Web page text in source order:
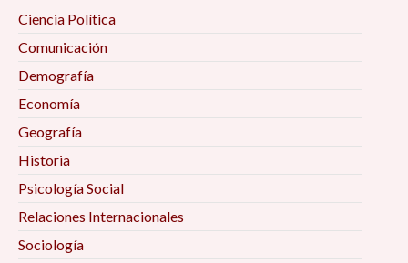
Ciencia Política
Comunicación
Demografía
Economía
Geografía
Historia
Psicología Social
Relaciones Internacionales
Sociología